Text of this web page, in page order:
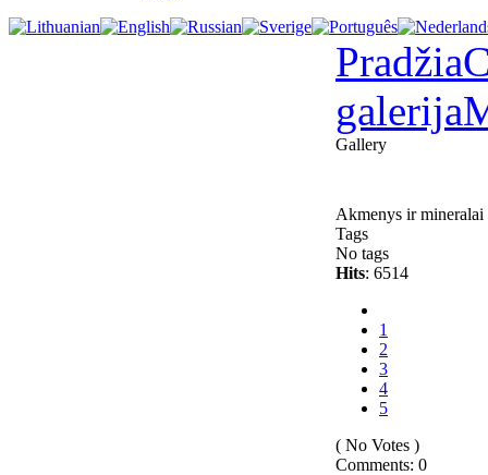
Pradžia
galerija
Gallery
Akmenys ir mineralai
Tags
No tags
Hits: 6514
1
2
3
4
5
( No Votes )
Comments: 0